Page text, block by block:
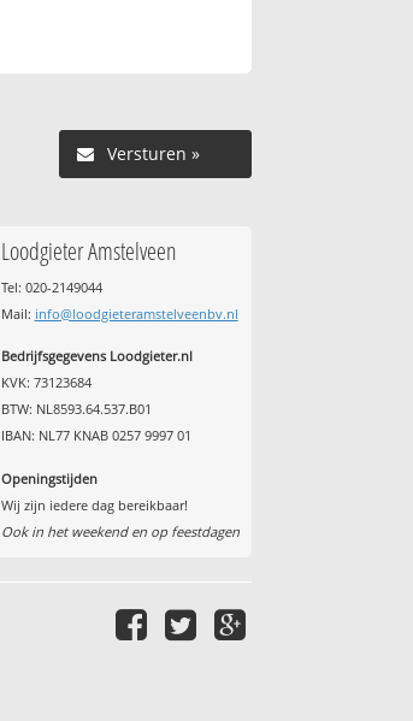
Versturen »
Loodgieter Amstelveen
Tel: 020-2149044
Mail: info@loodgieteramstelveenbv.nl
Bedrijfsgegevens Loodgieter.nl
KVK: 73123684
BTW: NL8593.64.537.B01
IBAN: NL77 KNAB 0257 9997 01
Openingstijden
Wij zijn iedere dag bereikbaar!
Ook in het weekend en op feestdagen